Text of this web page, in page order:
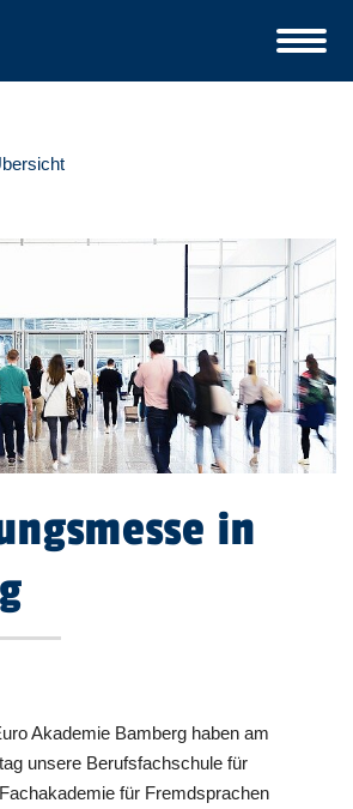
in
Akademie Bamberg haben am
unsere Berufsfachschule für
für Fremdsprachen